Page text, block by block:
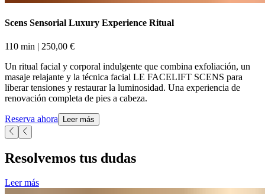
Scens Sensorial Luxury Experience Ritual​​​​‌ ‍ ​‍​‍‌‍ ‌ ​‍‌‍‍‌‌‍‌ ‌‍‍‌‌‍ ‍​‍​‍​ ‍‍​‍​‍‌ ​ ‌‍​‌‌‍ ‍‌‍‍‌‌ ‌​‌ ‍‌​‍ ‍‌‍‍‌‌‍ ​‍​‍​‍ ​​‍​‍‌‍‍​‌ ​‍‌‍‌‌‌‍‌‍​‍​‍​ ‍‍​‍​‍‌‍‍​‌ ‌​‌ ‌​‌ ​​‌ ​ ​ ‍‍​‍ ​‍ ‌‍ ​​‍ ‌‌‍​‌‌‍ ‍‌‍‌​​‍ ‌‌ ​‍​‍ ‌‌‍‍​‌‍ ‌ ‌​‌‍‌‌‌‍ ​‌ ​ ​‍ ‌‌ ​ ‌ ‌​‌ ‌‌‌‍‌​‌‍‍‌‌‍ ​‍ ‍‌ ‌‍‌‍‌‌‌ ​‍‌‍​ ‌‍‌‌‌‍ ​​‍ ‍‌‍​‌‌ ​​‌ ​​​‍ ‌‍‍‌‌‍ ‍‌ ‌​‌‍‌‌‌‍ ‍‌ ‌​​‍ ‌‍‌‌‌‍‌​‌‍‍‌‌ ‌​​‍ ‌‍ ‌‌‍ ‌‍‌​‌‍‌‌​ ‌‌ ​​‌ ​‍‌‍‌‌‌ ​ ‌‍‌‌‌‍ ‍‌ ‌​‌‍​‌‌ ‌​‌‍‍‌‌‍ ‌‍ ‍​ ‍ ‌‍‍‌‌‍‌​​ ‌‌‍‌‌‌‍​‌​ ‍​​ ​‌‌‍​ ‌‍​ ​ ​‍​ ​‍​‍ ‌​ ‍‌‌‍‌‍​ ‍​​ ​ ​‍ ‌​ ‌​‌‍​‌‌‍​‍​ ‌ ​‍ ‌​ ‍​​ ‍‌‌‍‌​​ ​ ​‍ ‌‌‍​‌​ ‌ ​ ‍​​ ‍​​ ‌‍‌‍‌​‌‍​‍​ ​‌​ ‍​​ ‌‌​ ​‍‌‍‌‍​ ‍ ‌ ‌​‌ ‍‌‌ ​​‌‍‌‌​ ‌‌‍‍​‌‍ ‌ ‌​‌‍‌‌‌‍ ​‌‌‌​‌ ​‍‌‍‌‌‌‍​‌‌ ‌​‌‍ ‌‌‍‌‌‌‍ ‍‌ ‌​​ ‍ ‌ ​​‌‍​‌‌ ‌​‌‍‍​​ ‌‌ ‌​‌‍‍‌‌ ‌​‌‍ ​‌‍‌‌​ ‌‍​‍‌‍​‌‌ ​ ‌‍‌‌‌‌‌‌‌ ​‍‌‍ ​​ ‌‌‍‍​‌ ‌​‌ ‌​‌ ​​‌ ​ ​‍‌‌​ ​ ‌​​‌​‍‌‌​ ​‍‌​‌‍​‍‌‌​ ​‍‌​‌‍‌‍ ​​‍ ‌‌‍​‌‌‍ ‍‌‍‌​​‍ ‌‌ ​‍​‍ ‌‌‍‍​‌‍ ‌ ‌​‌‍‌‌‌‍ ​‌ ​ ​‍ ‌‌ ​ ‌ ‌​‌ ‌‌‌‍‌​‌‍‍‌‌‍ ​‍ ‍‌ ‌‍‌‍‌‌‌ ​‍‌‍​ ‌‍‌‌‌‍ ​​‍ ‍‌‍​‌‌ ​​‌ ​​​‍‌‍‌‍‍‌‌‍‌​​ ‌‌‍‌‌‌‍​‌​ ‍​​ ​‌‌‍​ ‌‍​ ​ ​‍​ ​‍​‍ ‌​ ‍‌‌‍‌‍​ ‍​​ ​ ​‍ ‌​ ‌​‌‍​‌‌‍​‍​ ‌ ​‍ ‌​ ‍​​ ‍‌‌‍‌​​ ​ ​‍ ‌‌‍​‌​ ‌ ​ ‍​​ ‍​​ ‌‍‌‍‌​‌‍​‍​ ​‌​ ‍​​ ‌‌​ ​‍‌‍‌‍​‍‌‍‌ ‌​‌ ‍‌‌ ​​‌‍‌‌​ ‌‌‍‍​‌‍ ‌ ‌​‌‍‌‌‌‍ ​‌‌‌​‌ ​‍‌‍‌‌‌‍​‌‌ ‌​‌‍ ‌‌‍‌‌‌‍ ‍‌ ‌​​‍‌‍‌ ​​‌‍​‌‌ ‌​‌‍‍​​ ‌‌ ‌​‌‍‍‌‌ ‌​‌‍ ​‌‍‌‌​‍‌‍‌ ​​‌‍‌‌‌ ​‍‌ ​ ‌ ​​‌‍‌‌‌‍​ ‌ ‌​‌‍‍‌‌ ‌‍‌‍‌‌​ ‌‌ ​​‌ ‌‌‌‍​‍‌‍ ​‌‍‍‌‌ ​ ‌‍‍​‌‍‌‌‌‍‌​​‍​‍‌ ‌
110 min​​​​‌ ‍ ​‍​‍‌‍ ‌ ​‍‌‍‍‌‌‍‌ ‌‍‍‌‌‍ ‍​‍​‍​ ‍‍​‍​‍‌ ​ ‌‍​‌‌‍ ‍‌‍‍‌‌ ‌​‌ ‍‌​‍ ‍‌‍‍‌‌‍ ​‍​‍​‍ ​​‍​‍‌‍‍​‌ ​‍‌‍‌‌‌‍‌‍​‍​‍​ ‍‍​‍​‍‌‍‍​‌ ‌​‌ ‌​‌ ​​‌ ​ ​ ‍‍​‍ ​‍ ‌‍ ​​‍ ‌‌‍​‌‌‍ ‍‌‍‌​​‍ ‌‌ ​‍​‍ ‌‌‍‍​‌‍ ‌ ‌​‌‍‌‌‌‍ ​‌ ​ ​‍ ‌‌ ​ ‌ ‌​‌ ‌‌‌‍‌​‌‍‍‌‌‍ ​‍ ‍‌ ‌‍‌‍‌‌‌ ​‍‌‍​ ‌‍‌‌‌‍ ​​‍ ‍‌‍​‌‌ ​​‌ ​​​‍ ‌‍‍‌‌‍ ‍‌ ‌​‌‍‌‌‌‍ ‍‌ ‌​​‍ ‌‍‌‌‌‍‌​‌‍‍‌‌ ‌​​‍ ‌‍ ‌‌‍ ‌‍‌​‌‍‌‌​ ‌‌ ​​‌ ​‍‌‍‌‌‌ ​ ‌‍‌‌‌‍ ‍‌ ‌​‌‍​‌‌ ‌​‌‍‍‌‌‍ ‌‍ ‍​ ‍ ‌‍‍‌‌‍‌​​ ‌‌‍‌‌‌‍​‌​ ‍​​ ​‌‌‍​ ‌‍​ ​ ​‍​ ​‍​‍ ‌​ ‍‌‌‍‌‍​ ‍​​ ​ ​‍ ‌​ ‌​‌‍​‌‌‍​‍​ ‌ ​‍ ‌​ ‍​​ ‍‌‌‍‌​​ ​ ​‍ ‌‌‍​‌​ ‌ ​ ‍​​ ‍​​ ‌‍‌‍‌​‌‍​‍​ ​‌​ ‍​​ ‌‌​ ​‍‌‍‌‍​ ‍ ‌ ‌​‌ ‍‌‌ ​​‌‍‌‌​ ‌‌‍‍​‌‍ ‌ ‌​‌‍‌‌‌‍ ​‌‌‌​‌ ​‍‌‍‌‌‌‍​‌‌ ‌​‌‍ ‌‌‍‌‌‌‍ ‍‌ ‌​​ ‍ ‌ ​​‌‍​‌‌ ‌​‌‍‍​​ ‌‌ ‌​‌‍‍‌‌‍ ‌‌‍‌‌​ ‌‍​‍‌‍​‌‌ ​ ‌‍‌‌‌‌‌‌‌ ​‍‌‍ ​​ ‌‌‍‍​‌ ‌​‌ ‌​‌ ​​‌ ​ ​‍‌‌​ ​ ‌​​‌​‍‌‌​ ​‍‌​‌‍​‍‌‌​ ​‍‌​‌‍‌‍ ​​‍ ‌‌‍​‌‌‍ ‍‌‍‌​​‍ ‌‌ ​‍​‍ ‌‌‍‍​‌‍ ‌ ‌​‌‍‌‌‌‍ ​‌ ​ ​‍ ‌‌ ​ ‌ ‌​‌ ‌‌‌‍‌​‌‍‍‌‌‍ ​‍ ‍‌ ‌‍‌‍‌‌‌ ​‍‌‍​ ‌‍‌‌‌‍ ​​‍ ‍‌‍​‌‌ ​​‌ ​​​‍‌‍‌‍‍‌‌‍‌​​ ‌‌‍‌‌‌‍​‌​ ‍​​ ​‌‌‍​ ‌‍​ ​ ​‍​ ​‍​‍ ‌​ ‍‌‌‍‌‍​ ‍​​ ​ ​‍ ‌​ ‌​‌‍​‌‌‍​‍​ ‌ ​‍ ‌​ ‍​​ ‍‌‌‍‌​​ ​ ​‍ ‌‌‍​‌​ ‌ ​ ‍​​ ‍​​ ‌‍‌‍‌​‌‍​‍​ ​‌​ ‍​​ ‌‌​ ​‍‌‍‌‍​‍‌‍‌ ‌​‌ ‍‌‌ ​​‌‍‌‌​ ‌‌‍‍​‌‍ ‌ ‌​‌‍‌‌‌‍ ​‌‌‌​‌ ​‍‌‍‌‌‌‍​‌‌ ‌​‌‍ ‌‌‍‌‌‌‍ ‍‌ ‌​​‍‌‍‌ ​​‌‍​‌‌ ‌​‌‍‍​​ ‌‌ ‌​‌‍‍‌‌‍ ‌‌‍‌‌​‍‌‍‌ ​​‌‍‌‌‌ ​‍‌ ​ ‌ ​​‌‍‌‌‌‍​ ‌ ‌​‌‍‍‌‌ ‌‍‌‍‌‌​ ‌‌ ​​‌ ‌‌‌‍​‍‌‍ ​‌‍‍‌‌ ​ ‌‍‍​‌‍‌‌‌‍‌​​‍​‍‌ ‌ | 250,00 €​​​​‌ ‍ ​‍​‍‌‍ ‌ ​‍‌‍‍‌‌‍‌ ‌‍‍‌‌‍ ‍​‍​‍​ ‍‍​‍​‍‌ ​ ‌‍​‌‌‍ ‍‌‍‍‌‌ ‌​‌ ‍‌​‍ ‍‌‍‍‌‌‍ ​‍​‍​‍ ​​‍​‍‌‍‍​‌ ​‍‌‍‌‌‌‍‌‍​‍​‍​ ‍‍​‍​‍‌‍‍​‌ ‌​‌ ‌​‌ ​​‌ ​ ​ ‍‍​‍ ​‍ ‌‍ ​​‍ ‌‌‍​‌‌‍ ‍‌‍‌​​‍ ‌‌ ​‍​‍ ‌‌‍‍​‌‍ ‌ ‌​‌‍‌‌‌‍ ​‌ ​ ​‍ ‌‌ ​ ‌ ‌​‌ ‌‌‌‍‌​‌‍‍‌‌‍ ​‍ ‍‌ ‌‍‌‍‌‌‌ ​‍‌‍​ ‌‍‌‌‌‍ ​​‍ ‍‌‍​‌‌ ​​‌ ​​​‍ ‌‍‍‌‌‍ ‍‌ ‌​‌‍‌‌‌‍ ‍‌ ‌​​‍ ‌‍‌‌‌‍‌​‌‍‍‌‌ ‌​​‍ ‌‍ ‌‌‍ ‌‍‌​‌‍‌‌​ ‌‌ ​​‌ ​‍‌‍‌‌‌ ​ ‌‍‌‌‌‍ ‍‌ ‌​‌‍​‌‌ ‌​‌‍‍‌‌‍ ‌‍ ‍​ ‍ ‌‍‍‌‌‍‌​​ ‌‌‍‌‌‌‍​‌​ ‍​​ ​‌‌‍​ ‌‍​ ​ ​‍​ ​‍​‍ ‌​ ‍‌‌‍‌‍​ ‍​​ ​ ​‍ ‌​ ‌​‌‍​‌‌‍​‍​ ‌ ​‍ ‌​ ‍​​ ‍‌‌‍‌​​ ​ ​‍ ‌‌‍​‌​ ‌ ​ ‍​​ ‍​​ ‌‍‌‍‌​‌‍​‍​ ​‌​ ‍​​ ‌‌​ ​‍‌‍‌‍​ ‍ ‌ ‌​‌ ‍‌‌ ​​‌‍‌‌​ ‌‌‍‍​‌‍ ‌ ‌​‌‍‌‌‌‍ ​‌‌‌​‌ ​‍‌‍‌‌‌‍​‌‌ ‌​‌‍ ‌‌‍‌‌‌‍ ‍‌ ‌​​ ‍ ‌ ​​‌‍​‌‌ ‌​‌‍‍​​ ‌‌ ​​‌ ​‍‌‍‍‌‌‍​ ‌‍‌‌​ ‌‍​‍‌‍​‌‌ ​ ‌‍‌‌‌‌‌‌‌ ​‍‌‍ ​​ ‌‌‍‍​‌ ‌​‌ ‌​‌ ​​‌ ​ ​‍‌‌​ ​ ‌​​‌​‍‌‌​ ​‍‌​‌‍​‍‌‌​ ​‍‌​‌‍‌‍ ​​‍ ‌‌‍​‌‌‍ ‍‌‍‌​​‍ ‌‌ ​‍​‍ ‌‌‍‍​‌‍ ‌ ‌​‌‍‌‌‌‍ ​‌ ​ ​‍ ‌‌ ​ ‌ ‌​‌ ‌‌‌‍‌​‌‍‍‌‌‍ ​‍ ‍‌ ‌‍‌‍‌‌‌ ​‍‌‍​ ‌‍‌‌‌‍ ​​‍ ‍‌‍​‌‌ ​​‌ ​​​‍‌‍‌‍‍‌‌‍‌​​ ‌‌‍‌‌‌‍​‌​ ‍​​ ​‌‌‍​ ‌‍​ ​ ​‍​ ​‍​‍ ‌​ ‍‌‌‍‌‍​ ‍​​ ​ ​‍ ‌​ ‌​‌‍​‌‌‍​‍​ ‌ ​‍ ‌​ ‍​​ ‍‌‌‍‌​​ ​ ​‍ ‌‌‍​‌​ ‌ ​ ‍​​ ‍​​ ‌‍‌‍‌​‌‍​‍​ ​‌​ ‍​​ ‌‌​ ​‍‌‍‌‍​‍‌‍‌ ‌​‌ ‍‌‌ ​​‌‍‌‌​ ‌‌‍‍​‌‍ ‌ ‌​‌‍‌‌‌‍ ​‌‌‌​‌ ​‍‌‍‌‌‌‍​‌‌ ‌​‌‍ ‌‌‍‌‌‌‍ ‍‌ ‌​​‍‌‍‌ ​​‌‍​‌‌ ‌​‌‍‍​​ ‌‌ ​​‌ ​‍‌‍‍‌‌‍​ ‌‍‌‌​‍‌‍‌ ​​‌‍‌‌‌ ​‍‌ ​ ‌ ​​‌‍‌‌‌‍​ ‌ ‌​‌‍‍‌‌ ‌‍‌‍‌‌​ ‌‌ ​​‌ ‌‌‌‍​‍‌‍ ​‌‍‍‌‌ ​ ‌‍‍​‌‍‌‌‌‍‌​​‍​‍‌ ‌
Un ritual facial y corporal indulgente que combina exfoliación, un
masaje relajante y la técnica facial LE FACELIFT SCENS para
liberar tensiones y restaurar la luminosidad. Una experiencia de
renovación completa de pies a cabeza.​​​​‌ ‍ ​‍​‍‌‍ ‌ ​‍‌‍‍‌‌‍‌ ‌‍‍‌‌‍ ‍​‍​‍​ ‍‍​‍​‍‌ ​ ‌‍​‌‌‍ ‍‌‍‍‌‌ ‌​‌ ‍‌​‍ ‍‌‍‍‌‌‍ ​‍​‍​‍ ​​‍​‍‌‍‍​‌ ​‍‌‍‌‌‌‍‌‍​‍​‍​ ‍‍​‍​‍‌‍‍​‌ ‌​‌ ‌​‌ ​​‌ ​ ​ ‍‍​‍ ​‍ ‌‍ ​​‍ ‌‌‍​‌‌‍ ‍‌‍‌​​‍ ‌‌ ​‍​‍ ‌‌‍‍​‌‍ ‌ ‌​‌‍‌‌‌‍ ​‌ ​ ​‍ ‌‌ ​ ‌ ‌​‌ ‌‌‌‍‌​‌‍‍‌‌‍ ​‍ ‍‌ ‌‍‌‍‌‌‌ ​‍‌‍​ ‌‍‌‌‌‍ ​​‍ ‍‌‍​‌‌ ​​‌ ​​​‍ ‌‍‍‌‌‍ ‍‌ ‌​‌‍‌‌‌‍ ‍‌ ‌​​‍ ‌‍‌‌‌‍‌​‌‍‍‌‌ ‌​​‍ ‌‍ ‌‌‍ ‌‍‌​‌‍‌‌​ ‌‌ ​​‌ ​‍‌‍‌‌‌ ​ ‌‍‌‌‌‍ ‍‌ ‌​‌‍​‌‌ ‌​‌‍‍‌‌‍ ‌‍ ‍​ ‍ ‌‍‍‌‌‍‌​​ ‌‌‍‌‌‌‍​‌​ ‍​​ ​‌‌‍​ ‌‍​ ​ ​‍​ ​‍​‍ ‌​ ‍‌‌‍‌‍​ ‍​​ ​ ​‍ ‌​ ‌​‌‍​‌‌‍​‍​ ‌ ​‍ ‌​ ‍​​ ‍‌‌‍‌​​ ​ ​‍ ‌‌‍​‌​ ‌ ​ ‍​​ ‍​​ ‌‍‌‍‌​‌‍​‍​ ​‌​ ‍​​ ‌‌​ ​‍‌‍‌‍​ ‍ ‌ ‌​‌ ‍‌‌ ​​‌‍‌‌​ ‌‌‍‍​‌‍ ‌ ‌​‌‍‌‌‌‍ ​‌‌‌​‌ ​‍‌‍‌‌‌‍​‌‌ ‌​‌‍ ‌‌‍‌‌‌‍ ‍‌ ‌​​ ‍ ‌ ​​‌‍​‌‌ ‌​‌‍‍​​ ‌‌‍‌​‌‍‌‌‌ ​ ‌‍​ ‌ ​‍‌‍‍‌‌ ​​‌ ‌​‌‍‍‌‌‍ ‌‍ ‍​ ‌‍​‍‌‍​‌‌ ​ ‌‍‌‌‌‌‌‌‌ ​‍‌‍ ​​ ‌‌‍‍​‌ ‌​‌ ‌​‌ ​​‌ ​ ​‍‌‌​ ​ ‌​​‌​‍‌‌​ ​‍‌​‌‍​‍‌‌​ ​‍‌​‌‍‌‍ ​​‍ ‌‌‍​‌‌‍ ‍‌‍‌​​‍ ‌‌ ​‍​‍ ‌‌‍‍​‌‍ ‌ ‌​‌‍‌‌‌‍ ​‌ ​ ​‍ ‌‌ ​ ‌ ‌​‌ ‌‌‌‍‌​‌‍‍‌‌‍ ​‍ ‍‌ ‌‍‌‍‌‌‌ ​‍‌‍​ ‌‍‌‌‌‍ ​​‍ ‍‌‍​‌‌ ​​‌ ​​​‍‌‍‌‍‍‌‌‍‌​​ ‌‌‍‌‌‌‍​‌​ ‍​​ ​‌‌‍​ ‌‍​ ​ ​‍​ ​‍​‍ ‌​ ‍‌‌‍‌‍​ ‍​​ ​ ​‍ ‌​ ‌​‌‍​‌‌‍​‍​ ‌ ​‍ ‌​ ‍​​ ‍‌‌‍‌​​ ​ ​‍ ‌‌‍​‌​ ‌ ​ ‍​​ ‍​​ ‌‍‌‍‌​‌‍​‍​ ​‌​ ‍​​ ‌‌​ ​‍‌‍‌‍​‍‌‍‌ ‌​‌ ‍‌‌ ​​‌‍‌‌​ ‌‌‍‍​‌‍ ‌ ‌​‌‍‌‌‌‍ ​‌‌‌​‌ ​‍‌‍‌‌‌‍​‌‌ ‌​‌‍ ‌‌‍‌‌‌‍ ‍‌ ‌​​‍‌‍‌ ​​‌‍​‌‌ ‌​‌‍‍​​ ‌‌‍‌​‌‍‌‌‌ ​ ‌‍​ ‌ ​‍‌‍‍‌‌ ​​‌ ‌​‌‍‍‌‌‍ ‌‍ ‍​‍‌‍‌ ​​‌‍‌‌‌ ​‍‌ ​ ‌ ​​‌‍‌‌‌‍​ ‌ ‌​‌‍‍‌‌ ‌‍‌‍‌‌​ ‌‌ ​​‌ ‌‌‌‍​‍‌‍ ​‌‍‍‌‌ ​ ‌‍‍​‌‍‌‌‌‍‌​​‍​‍‌ ‌
Reserva ahora​​​​‌ ‍ ​‍​‍‌‍ ‌ ​‍‌‍‍‌‌‍‌ ‌‍‍‌‌‍ ‍​‍​‍​ ‍‍​‍​‍‌ ​ ‌‍​‌‌‍ ‍‌‍‍‌‌ ‌​‌ ‍‌​‍ ‍‌‍‍‌‌‍ ​‍​‍​‍ ​​‍​‍‌‍‍​‌ ​‍‌‍‌‌‌‍‌‍​‍​‍​ ‍‍​‍​‍‌‍‍​‌ ‌​‌ ‌​‌ ​​‌ ​ ​ ‍‍​‍ ​‍ ‌‍ ​​‍ ‌‌‍​‌‌‍ ‍‌‍‌​​‍ ‌‌ ​‍​‍ ‌‌‍‍​‌‍ ‌ ‌​‌‍‌‌‌‍ ​‌ ​ ​‍ ‌‌ ​ ‌ ‌​‌ ‌‌‌‍‌​‌‍‍‌‌‍ ​‍ ‍‌ ‌‍‌‍‌‌‌ ​‍‌‍​ ‌‍‌‌‌‍ ​​‍ ‍‌‍​‌‌ ​​‌ ​​​‍ ‌‍‍‌‌‍ ‍‌ ‌​‌‍‌‌‌‍ ‍‌ ‌​​‍ ‌‍‌‌‌‍‌​‌‍‍‌‌ ‌​​‍ ‌‍ ‌‌‍ ‌‍‌​‌‍‌‌​ ‌‌ ​​‌ ​‍‌‍‌‌‌ ​ ‌‍‌‌‌‍ ‍‌ ‌​‌‍​‌‌ ‌​‌‍‍‌‌‍ ‌‍ ‍​ ‍ ‌‍‍‌‌‍‌​​ ‌‌‍‌‌‌‍​‌​ ‍​​ ​‌‌‍​ ‌‍​ ​ ​‍​ ​‍​‍ ‌​ ‍‌‌‍‌‍​ ‍​​ ​ ​‍ ‌​ ‌​‌‍​‌‌‍​‍​ ‌ ​‍ ‌​ ‍​​ ‍‌‌‍‌​​ ​ ​‍ ‌‌‍​‌​ ‌ ​ ‍​​ ‍​​ ‌‍‌‍‌​‌‍​‍​ ​‌​ ‍​​ ‌‌​ ​‍‌‍‌‍​ ‍ ‌ ‌​‌ ‍‌‌ ​​‌‍‌‌​ ‌‌‍‍​‌‍ ‌ ‌​‌‍‌‌‌‍ ​‌‌‌​‌ ​‍‌‍‌‌‌‍​‌‌ ‌​‌‍ ‌‌‍‌‌‌‍ ‍‌ ‌​​ ‍ ‌ ​​‌‍​‌‌ ‌​‌‍‍​​ ‌‌‍​ ‌ ‌​‌‍​‌​‍ ‍‌‍ ​‌‍​‌‌‍​‍‌‍‌‌‌‍ ​​ ‌‍​‍‌‍​‌‌ ​ ‌‍‌‌‌‌‌‌‌ ​‍‌‍ ​​ ‌‌‍‍​‌ ‌​‌ ‌​‌ ​​‌ ​ ​‍‌‌​ ​ ‌​​‌​‍‌‌​ ​‍‌​‌‍​‍‌‌​ ​‍‌​‌‍‌‍ ​​‍ ‌‌‍​‌‌‍ ‍‌‍‌​​‍ ‌‌ ​‍​‍ ‌‌‍‍​‌‍ ‌ ‌​‌‍‌‌‌‍ ​‌ ​ ​‍ ‌‌ ​ ‌ ‌​‌ ‌‌‌‍‌​‌‍‍‌‌‍ ​‍ ‍‌ ‌‍‌‍‌‌‌ ​‍‌‍​ ‌‍‌‌‌‍ ​​‍ ‍‌‍​‌‌ ​​‌ ​​​‍‌‍‌‍‍‌‌‍‌​​ ‌‌‍‌‌‌‍​‌​ ‍​​ ​‌‌‍​ ‌‍​ ​ ​‍​ ​‍​‍ ‌​ ‍‌‌‍‌‍​ ‍​​ ​ ​‍ ‌​ ‌​‌‍​‌‌‍​‍​ ‌ ​‍ ‌​ ‍​​ ‍‌‌‍‌​​ ​ ​‍ ‌‌‍​‌​ ‌ ​ ‍​​ ‍​​ ‌‍‌‍‌​‌‍​‍​ ​‌​ ‍​​ ‌‌​ ​‍‌‍‌‍​‍‌‍‌ ‌​‌ ‍‌‌ ​​‌‍‌‌​ ‌‌‍‍​‌‍ ‌ ‌​‌‍‌‌‌‍ ​‌‌‌​‌ ​‍‌‍‌‌‌‍​‌‌ ‌​‌‍ ‌‌‍‌‌‌‍ ‍‌ ‌​​‍‌‍‌ ​​‌‍​‌‌ ‌​‌‍‍​​ ‌‌‍​ ‌ ‌​‌‍​‌​‍ ‍‌‍ ​‌‍​‌‌‍​‍‌‍‌‌‌‍ ​​‍‌‍‌ ​​‌‍‌‌‌ ​‍‌ ​ ‌ ​​‌‍‌‌‌‍​ ‌ ‌​‌‍‍‌‌ ‌‍‌‍‌‌​ ‌‌ ​​‌ ‌‌‌‍​‍‌‍ ​‌‍‍‌‌ ​ ‌‍‍​‌‍‌‌‌‍‌​​‍​‍‌ ‌ Leer más
Resolvemos tus dudas​​​​‌ ‍ ​‍​‍‌‍ ‌ ​‍‌‍‍‌‌‍‌ ‌‍‍‌‌‍ ‍​‍​‍​ ‍‍​‍​‍‌ ​ ‌‍​‌‌‍ ‍‌‍‍‌‌ ‌​‌ ‍‌​‍ ‍‌‍‍‌‌‍ ​‍​‍​‍ ​​‍​‍‌‍‍​‌ ​‍‌‍‌‌‌‍‌‍​‍​‍​ ‍‍​‍​‍‌‍‍​‌ ‌​‌ ‌​‌ ​​‌ ​ ​ ‍‍​‍ ​‍ ‌‍ ​​‍ ‌‌‍​‌‌‍ ‍‌‍‌​​‍ ‌‌ ​‍​‍ ‌‌‍‍​‌‍ ‌ ‌​‌‍‌‌‌‍ ​‌ ​ ​‍ ‌‌ ​ ‌ ‌​‌ ‌‌‌‍‌​‌‍‍‌‌‍ ​‍ ‍‌ ‌‍‌‍‌‌‌ ​‍‌‍​ ‌‍‌‌‌‍ ​​‍ ‍‌‍​‌‌ ​​‌ ​​​‍ ‌‍‍‌‌‍ ‍‌ ‌​‌‍‌‌‌‍ ‍‌ ‌​​‍ ‌‍‌‌‌‍‌​‌‍‍‌‌ ‌​​‍ ‌‍ ‌‌‍ ‌‍‌​‌‍‌‌​ ‌‌ ​​‌ ​‍‌‍‌‌‌ ​ ‌‍‌‌‌‍ ‍‌ ‌​‌‍​‌‌ ‌​‌‍‍‌‌‍ ‌‍ ‍​ ‍ ‌‍‍‌‌‍‌​​ ‌​ ‌ ‌‍​‌​ ‍​​ ​‍‌‍‌‌​ ​​‌‍‌​‌‍​‍​‍ ‌‌‍‌‍​ ​​‌‍‌​‌‍‌‌​‍ ‌​ ‌​​ ​‌​ ‌‌‌‍‌​​‍ ‌​ ‍‌​ ​ ‌‍​‌‌‍​‌​‍ ‌‌‍​‍‌‍​‌​ ​‍​ ‌ ​ ‌ ​ ​‍‌‍​‌​ ​​‌‍‌‌​ ​‍‌‍‌​​ ‍​​ ‍ ‌ ‌​‌ ‍‌‌ ​​‌‍‌‌​ ‌‌‍‍​‌‍ ‌ ‌​‌‍‌‌‌‍ ​‌‌​ ‌‍‍‌‌ ‌​‌‍‌‌‌‌​​‌‍​‌‌‍‌ ‌‍‌‌​ ‍ ‌ ​​‌‍​‌‌ ‌​‌‍‍​​ ‌‌ ​​‌‍​‌‌‍‌ ‌‍‌‌‌​​‍‌ ‌‌‌‍‍‌‌‍ ​‌‍‌​‌‍‌‌‌ ​‍​‍‌‌​ ‌‌‌​​‍‌‌ ‌‍‍ ‌‍‌‌‌ ‍‌​‍‌‌​ ​ ‌​‌​​‍‌‌​ ​ ‌​‌​​‍‌‌​ ​‍​ ​‍​ ‌‍​ ‌‌​ ‌​​ ‍‌‌‍​‍​ ‍‌‌‍‌‌‌‍‌​​ ‍‌​ ​ ​ ‍​​ ‍​​‍‌‌​ ​‍​ ​‍​‍‌‌​ ‌‌‌​‌​​‍ ‍‌‍‍​‌‍‌‌‌‍​‌‌‍‌​‌‍‍‌‌‍ ‍‌‍‌ ​ ‌‍​‍‌‍​‌‌ ​ ‌‍‌‌‌‌‌‌‌ ​‍‌‍ ​​ ‌‌‍‍​‌ ‌​‌ ‌​‌ ​​‌ ​ ​‍‌‌​ ​ ‌​​‌​‍‌‌​ ​‍‌​‌‍​‍‌‌​ ​‍‌​‌‍‌‍ ​​‍ ‌‌‍​‌‌‍ ‍‌‍‌​​‍ ‌‌ ​‍​‍ ‌‌‍‍​‌‍ ‌ ‌​‌‍‌‌‌‍ ​‌ ​ ​‍ ‌‌ ​ ‌ ‌​‌ ‌‌‌‍‌​‌‍‍‌‌‍ ​‍ ‍‌ ‌‍‌‍‌‌‌ ​‍‌‍​ ‌‍‌‌‌‍ ​​‍ ‍‌‍​‌‌ ​​‌ ​​​‍‌‍‌‍‍‌‌‍‌​​ ‌​ ‌ ‌‍​‌​ ‍​​ ​‍‌‍‌‌​ ​​‌‍‌​‌‍​‍​‍ ‌‌‍‌‍​ ​​‌‍‌​‌‍‌‌​‍ ‌​ ‌​​ ​‌​ ‌‌‌‍‌​​‍ ‌​ ‍‌​ ​ ‌‍​‌‌‍​‌​‍ ‌‌‍​‍‌‍​‌​ ​‍​ ‌ ​ ‌ ​ ​‍‌‍​‌​ ​​‌‍‌‌​ ​‍‌‍‌​​ ‍​​‍‌‍‌ ‌​‌ ‍‌‌ ​​‌‍‌‌​ ‌‌‍‍​‌‍ ‌ ‌​‌‍‌‌‌‍ ​‌‌​ ‌‍‍‌‌ ‌​‌‍‌‌‌‌​​‌‍​‌‌‍‌ ‌‍‌‌​‍‌‍‌ ​​‌‍​‌‌ ‌​‌‍‍​​ ‌‌ ​​‌‍​‌‌‍‌ ‌‍‌‌‌​​‍‌ ‌‌‌‍‍‌‌‍ ​‌‍‌​‌‍‌‌‌ ​‍​‍‌‌​ ‌‌‌​​‍‌‌ ‌‍‍ ‌‍‌‌‌ ‍‌​‍‌‌​ ​ ‌​‌​​‍‌‌​ ​ ‌​‌​​‍‌‌​ ​‍​ ​‍​ ‌‍​ ‌‌​ ‌​​ ‍‌‌‍​‍​ ‍‌‌‍‌‌‌‍‌​​ ‍‌​ ​ ​ ‍​​ ‍​​‍‌‌​ ​‍​ ​‍​‍‌‌​ ‌‌‌​‌​​‍ ‍‌‍‍​‌‍‌‌‌‍​‌‌‍‌​‌‍‍‌‌‍ ‍‌‍‌ ​‍‌‍‌ ​​‌‍‌‌‌ ​‍‌ ​ ‌ ​​‌‍‌‌‌‍​ ‌ ‌​‌‍‍‌‌ ‌‍‌‍‌‌​ ‌‌ ​​‌ ‌‌‌‍​‍‌‍ ​‌‍‍‌‌ ​ ‌‍‍​‌‍‌‌‌‍‌​​‍​‍‌ ‌
Leer más​​​​‌ ‍ ​‍​‍‌‍ ‌ ​‍‌‍‍‌‌‍‌ ‌‍‍‌‌‍ ‍​‍​‍​ ‍‍​‍​‍‌ ​ ‌‍​‌‌‍ ‍‌‍‍‌‌ ‌​‌ ‍‌​‍ ‍‌‍‍‌‌‍ ​‍​‍​‍ ​​‍​‍‌‍‍​‌ ​‍‌‍‌‌‌‍‌‍​‍​‍​ ‍‍​‍​‍‌‍‍​‌ ‌​‌ ‌​‌ ​​‌ ​ ​ ‍‍​‍ ​‍ ‌‍ ​​‍ ‌‌‍​‌‌‍ ‍‌‍‌​​‍ ‌‌ ​‍​‍ ‌‌‍‍​‌‍ ‌ ‌​‌‍‌‌‌‍ ​‌ ​ ​‍ ‌‌ ​ ‌ ‌​‌ ‌‌‌‍‌​‌‍‍‌‌‍ ​‍ ‍‌ ‌‍‌‍‌‌‌ ​‍‌‍​ ‌‍‌‌‌‍ ​​‍ ‍‌‍​‌‌ ​​‌ ​​​‍ ‌‍‍‌‌‍ ‍‌ ‌​‌‍‌‌‌‍ ‍‌ ‌​​‍ ‌‍‌‌‌‍‌​‌‍‍‌‌ ‌​​‍ ‌‍ ‌‌‍ ‌‍‌​‌‍‌‌​ ‌‌ ​​‌ ​‍‌‍‌‌‌ ​ ‌‍‌‌‌‍ ‍‌ ‌​‌‍​‌‌ ‌​‌‍‍‌‌‍ ‌‍ ‍​ ‍ ‌‍‍‌‌‍‌​​ ‌​ ‌ ‌‍​‌​ ‍​​ ​‍‌‍‌‌​ ​​‌‍‌​‌‍​‍​‍ ‌‌‍‌‍​ ​​‌‍‌​‌‍‌‌​‍ ‌​ ‌​​ ​‌​ ‌‌‌‍‌​​‍ ‌​ ‍‌​ ​ ‌‍​‌‌‍​‌​‍ ‌‌‍​‍‌‍​‌​ ​‍​ ‌ ​ ‌ ​ ​‍‌‍​‌​ ​​‌‍‌‌​ ​‍‌‍‌​​ ‍​​ ‍ ‌ ‌​‌ ‍‌‌ ​​‌‍‌‌​ ‌‌‍‍​‌‍ ‌ ‌​‌‍‌‌‌‍ ​‌‌​ ‌‍‍‌‌ ‌​‌‍‌‌‌‌​​‌‍​‌‌‍‌ ‌‍‌‌​ ‍ ‌ ​​‌‍​‌‌ ‌​‌‍‍​​ ‌‌ ​​‌‍​‌‌‍‌ ‌‍‌‌‌​​‍‌ ‌‌‌‍‍‌‌‍ ​‌‍‌​‌‍‌‌‌ ​‍​‍‌‌​ ‌‌‌​​‍‌‌ ‌‍‍ ‌‍‌‌‌ ‍‌​‍‌‌​ ​ ‌​‌​​‍‌‌​ ​ ‌​‌​​‍‌‌​ ​‍​ ​‍​ ‌‍​ ‌‌​ ‌​​ ‍‌‌‍​‍​ ‍‌‌‍‌‌‌‍‌​​ ‍‌​ ​ ​ ‍​​ ‍​​‍‌‌​ ​‍​ ​‍​‍‌‌​ ‌‌‌​‌​​‍ ‍‌ ​ ‌‍‌‌‌‍​ ‌‍ ‌‍ ‍‌‍‌​‌‍​‌‌ ​‍‌ ‍‌‌​​ ‌ ‌​‌‍​‌​‍ ‍‌‍ ​‌‍​‌‌‍​‍‌‍‌‌‌‍ ​​ ‌‍​‍‌‍​‌‌ ​ ‌‍‌‌‌‌‌‌‌ ​‍‌‍ ​​ ‌‌‍‍​‌ ‌​‌ ‌​‌ ​​‌ ​ ​‍‌‌​ ​ ‌​​‌​‍‌‌​ ​‍‌​‌‍​‍‌‌​ ​‍‌​‌‍‌‍ ​​‍ ‌‌‍​‌‌‍ ‍‌‍‌​​‍ ‌‌ ​‍​‍ ‌‌‍‍​‌‍ ‌ ‌​‌‍‌‌‌‍ ​‌ ​ ​‍ ‌‌ ​ ‌ ‌​‌ ‌‌‌‍‌​‌‍‍‌‌‍ ​‍ ‍‌ ‌‍‌‍‌‌‌ ​‍‌‍​ ‌‍‌‌‌‍ ​​‍ ‍‌‍​‌‌ ​​‌ ​​​‍‌‍‌‍‍‌‌‍‌​​ ‌​ ‌ ‌‍​‌​ ‍​​ ​‍‌‍‌‌​ ​​‌‍‌​‌‍​‍​‍ ‌‌‍‌‍​ ​​‌‍‌​‌‍‌‌​‍ ‌​ ‌​​ ​‌​ ‌‌‌‍‌​​‍ ‌​ ‍‌​ ​ ‌‍​‌‌‍​‌​‍ ‌‌‍​‍‌‍​‌​ ​‍​ ‌ ​ ‌ ​ ​‍‌‍​‌​ ​​‌‍‌‌​ ​‍‌‍‌​​ ‍​​‍‌‍‌ ‌​‌ ‍‌‌ ​​‌‍‌‌​ ‌‌‍‍​‌‍ ‌ ‌​‌‍‌‌‌‍ ​‌‌​ ‌‍‍‌‌ ‌​‌‍‌‌‌‌​​‌‍​‌‌‍‌ ‌‍‌‌​‍‌‍‌ ​​‌‍​‌‌ ‌​‌‍‍​​ ‌‌ ​​‌‍​‌‌‍‌ ‌‍‌‌‌​​‍‌ ‌‌‌‍‍‌‌‍ ​‌‍‌​‌‍‌‌‌ ​‍​‍‌‌​ ‌‌‌​​‍‌‌ ‌‍‍ ‌‍‌‌‌ ‍‌​‍‌‌​ ​ ‌​‌​​‍‌‌​ ​ ‌​‌​​‍‌‌​ ​‍​ ​‍​ ‌‍​ ‌‌​ ‌​​ ‍‌‌‍​‍​ ‍‌‌‍‌‌‌‍‌​​ ‍‌​ ​ ​ ‍​​ ‍​​‍‌‌​ ​‍​ ​‍​‍‌‌​ ‌‌‌​‌​​‍ ‍‌ ​ ‌‍‌‌‌‍​ ‌‍ ‌‍ ‍‌‍‌​‌‍​‌‌ ​‍‌ ‍‌‌​​ ‌ ‌​‌‍​‌​‍ ‍‌‍ ​‌‍​‌‌‍​‍‌‍‌‌‌‍ ​​‍‌‍‌ ​​‌‍‌‌‌ ​‍‌ ​ ‌ ​​‌‍‌‌‌‍​ ‌ ‌​‌‍‍‌‌ ‌‍‌‍‌‌​ ‌‌ ​​‌ ‌‌‌‍​‍‌‍ ​‌‍‍‌‌ ​ ‌‍‍​‌‍‌‌‌‍‌​​‍​‍‌ ‌